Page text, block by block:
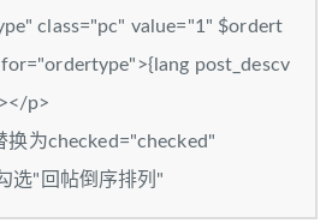
class="pc" value="1" $ordert
post_descv
p>
换为checked="checked"
选"回帖倒序排列"